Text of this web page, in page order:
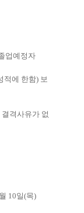
업예정자
적에 한함) 보
격사유가 없
월 10일(목)